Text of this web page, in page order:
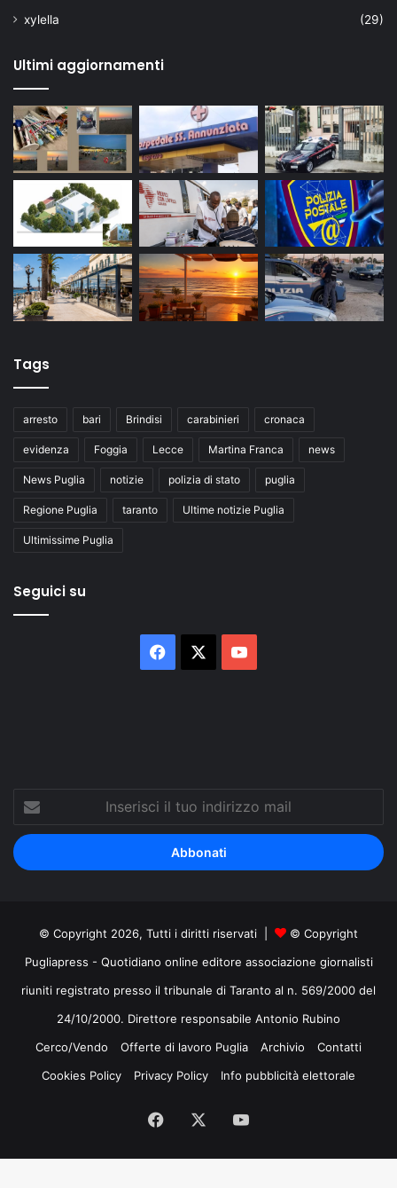
xylella
(29)
Ultimi aggiornamenti
Tags
arresto bari Brindisi carabinieri cronaca
evidenza Foggia Lecce Martina Franca news
News Puglia notizie polizia di stato puglia
Regione Puglia taranto Ultime notizie Puglia
Ultimissime Puglia
Seguici su
Facebook
tuo
indirizzo
mail
© Copyright 2026, Tutti i diritti riservati |
© Copyright
Pugliapress - Quotidiano online editore associazione giornalisti
riuniti registrato presso il tribunale di Taranto al n. 569/2000 del
24/10/2000. Direttore responsabile Antonio Rubino
Cerco/Vendo
Offerte di lavoro Puglia Archivio
Contatti
Cookies Policy
Privacy Policy Info pubblicità elettorale
Facebook
Tube